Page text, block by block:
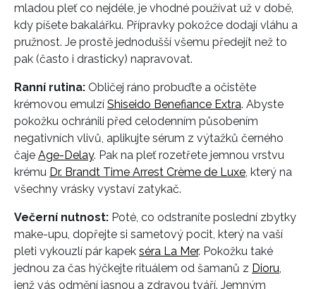
mladou pleť co nejdéle, je vhodné používat už v době,
kdy píšete bakalářku. Přípravky pokožce dodají vláhu a
pružnost. Je prostě jednodušší všemu předejít než to
pak (často i drasticky) napravovat.
Ranní rutina: Obličej ráno probuďte a očistěte
krémovou emulzí Shiseido Benefiance Extra. Abyste
pokožku ochránili před celodenním působením
negativních vlivů, aplikujte sérum z výtažků černého
čaje Age-Delay. Pak na pleť rozetřete jemnou vrstvu
krému Dr. Brandt Time Arrest Crème de Luxe , který na
všechny vrásky vystaví zatykač.
Večerní nutnost: Poté, co odstraníte poslední zbytky
make-upu, dopřejte si sametový pocit, který na vaší
pleti vykouzlí pár kapek séra La Mer. Pokožku také
jednou za čas hýčkejte rituálem od šamanů z Dioru
jenž vás odmění jasnou a zdravou tváří. Jemným